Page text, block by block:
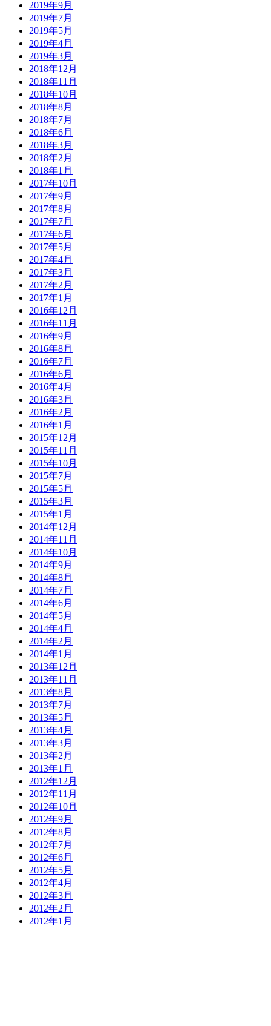
2019年9月
2019年7月
2019年5月
2019年4月
2019年3月
2018年12月
2018年11月
2018年10月
2018年8月
2018年7月
2018年6月
2018年3月
2018年2月
2018年1月
2017年10月
2017年9月
2017年8月
2017年7月
2017年6月
2017年5月
2017年4月
2017年3月
2017年2月
2017年1月
2016年12月
2016年11月
2016年9月
2016年8月
2016年7月
2016年6月
2016年4月
2016年3月
2016年2月
2016年1月
2015年12月
2015年11月
2015年10月
2015年7月
2015年5月
2015年3月
2015年1月
2014年12月
2014年11月
2014年10月
2014年9月
2014年8月
2014年7月
2014年6月
2014年5月
2014年4月
2014年2月
2014年1月
2013年12月
2013年11月
2013年8月
2013年7月
2013年5月
2013年4月
2013年3月
2013年2月
2013年1月
2012年12月
2012年11月
2012年10月
2012年9月
2012年8月
2012年7月
2012年6月
2012年5月
2012年4月
2012年3月
2012年2月
2012年1月